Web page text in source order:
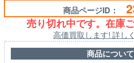
商品ページID：
売り切れ中です。在庫
高価買取します! 詳し
商品について